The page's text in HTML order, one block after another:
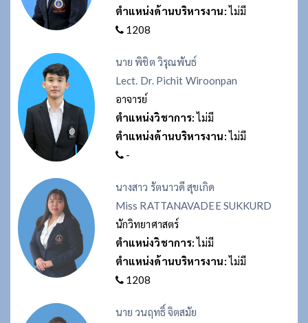
ตำแหน่งด้านบริหารงาน:ไม่มี
1208
นาย พิชิต วิรุณพันธ์
Lect. Dr. Pichit Wiroonpan
อาจารย์
ตำแหน่งวิชาการ:ไม่มี
ตำแหน่งด้านบริหารงาน:ไม่มี
-
นางสาว รัตนาวดี สุขเกิด
Miss RATTANAVADEE SUKKURD
นักวิทยาศาสตร์
ตำแหน่งวิชาการ:ไม่มี
ตำแหน่งด้านบริหารงาน:ไม่มี
1208
นาย วนฤทธิ์ จิตสมัย